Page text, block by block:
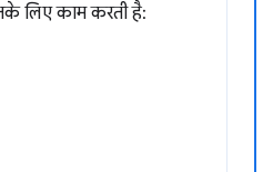
लिए काम करती है: